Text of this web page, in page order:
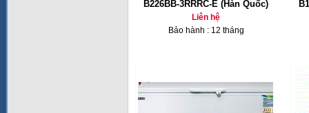
B226BB-3RRRC-E (Hàn Quốc)
Liên hệ
Bảo hành : 12 tháng